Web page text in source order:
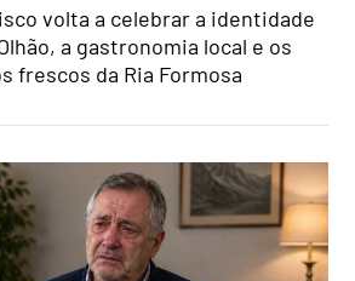
volta a celebrar a identidade
a gastronomia local e os
frescos da Ria Formosa